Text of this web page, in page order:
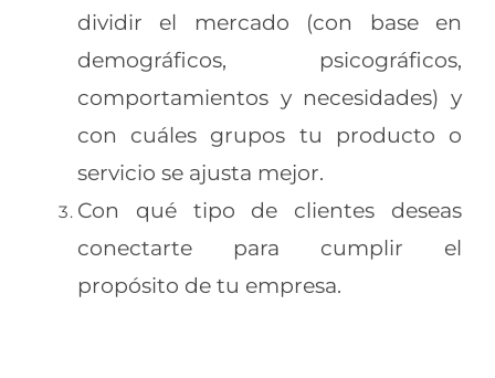
dividir el mercado (con base en
demográficos, psicográficos,
comportamientos y necesidades) y
con cuáles grupos tu producto o
servicio se ajusta mejor.
Con qué tipo de clientes deseas
conectarte para cumplir el
propósito de tu empresa.